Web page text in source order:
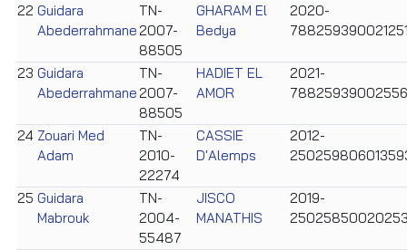
22 Guidara
Abederrahmane
TN-
2007-
88505
GHARAM El
Bedya
2020-
23 Guidara
Abederrahmane
TN-
2007-
88505
HADIET EL
AMOR
2021-
24 Zouari Med
Adam
TN-
2010-
22274
CASSIE
D'Alemps
2012-
25 Guidara
Mabrouk
TN-
2004-
55487
JISCO
MANATHIS
2019-